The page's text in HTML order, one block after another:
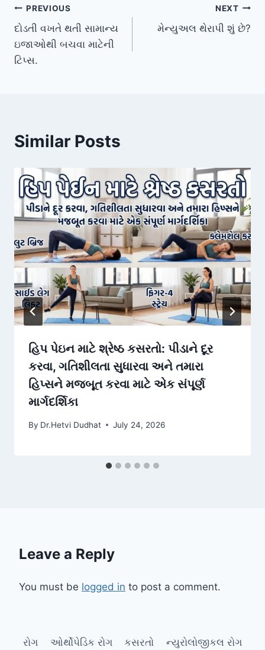
Post
navigation
PREVIOUS
દોડતી વખતે થતી સામાન્ય
ઇજાઓથી બચવા માટેની
ટિપ્સ.
NEXT
મેન્યુઅલ થેરાપી શું છે?
Similar Posts
હિપ પેઇન માટે શ્રેષ્ઠ કસરતો: પીડાને દૂર
કરવા, ગતિશીલતા સુધારવા અને તમારા
હિપ્સને મજબૂત કરવા માટે એક સંપૂર્ણ
માર્ગદર્શિકા
By Dr.Hetvi Dudhat July 24, 2026
Leave a Reply
You must be logged in to post a comment.
રોગ ઓર્થોપેડિક રોગ કસરતો ન્યુરોલોજીકલ રોગ